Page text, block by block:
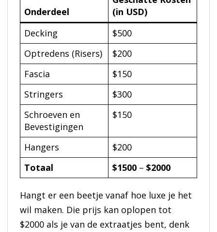
Onderdeel
(in USD)
Decking
$500
Optredens (Risers)
$200
Fascia
$150
Stringers
$300
Schroeven en
Bevestigingen
$150
Hangers
$200
Totaal
$1500 – $2000
Hangt er een beetje vanaf hoe luxe je het
wil maken. Die prijs kan oplopen tot
$2000 als je van de extraatjes bent, denk